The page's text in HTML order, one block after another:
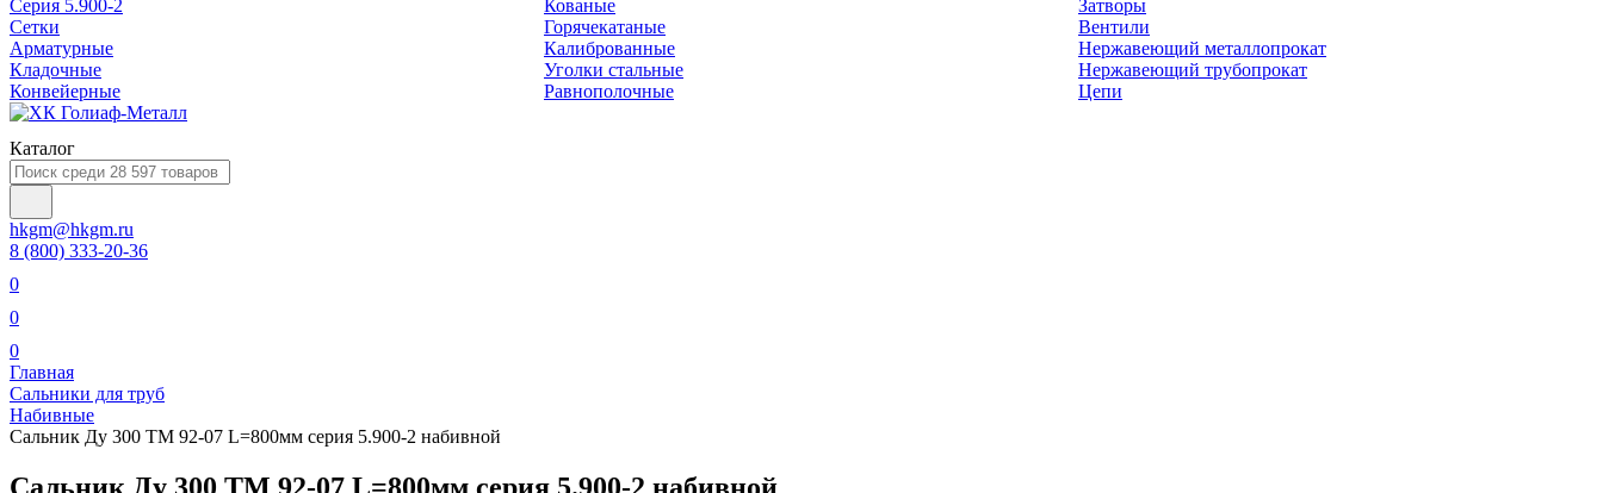
Серия 5.900-2
Сетки
Арматурные
Кладочные
Конвейерные
Кованые
Горячекатаные
Калиброванные
Уголки стальные
Равнополочные
Затворы
Вентили
Нержавеющий металлопрокат
Нержавеющий трубопрокат
Цепи
Каталог
hkgm@hkgm.ru
8 (800) 333-20-36
0
0
0
Главная
Сальники для труб
Набивные
Сальник Ду 300 ТМ 92-07 L=800мм серия 5.900-2 набивной